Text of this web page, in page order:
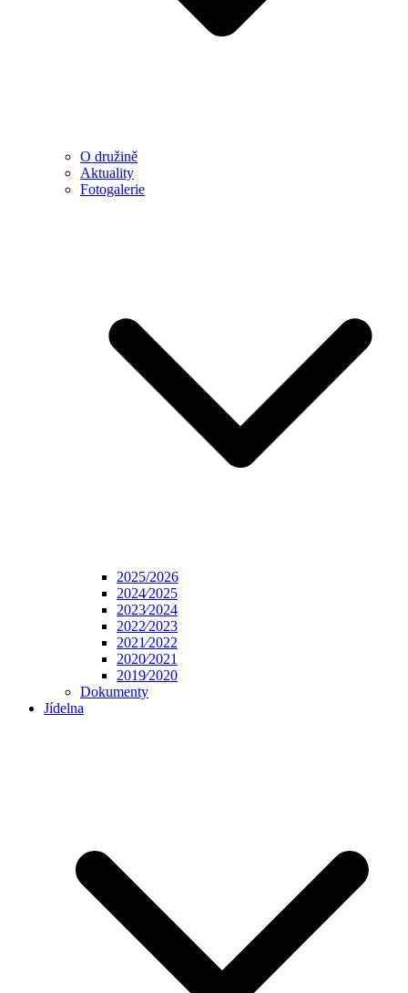
O družině
Aktuality
Fotogalerie
2025/2026
2024⁄2025
2023⁄2024
2022⁄2023
2021⁄2022
2020⁄2021
2019⁄2020
Dokumenty
Jídelna